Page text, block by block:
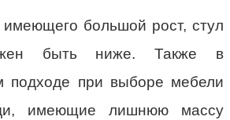
большой рост, стул
быть ниже. Также в
подходе при выборе мебели
имеющие лишнюю массу